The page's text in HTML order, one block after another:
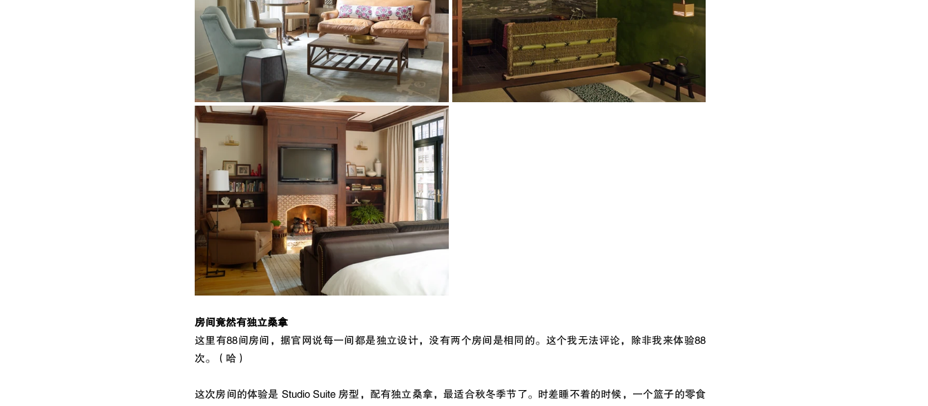
房间竟然有独立桑拿
这里有88间房间，据官网说每一间都是独立设计，没有两个房间是相同的。这个我无法评论，除非我来体验88
次。（哈）
这次房间的体验是 Studio Suite 房型，配有独立桑拿，最适合秋冬季节了。时差睡不着的时候，一个篮子的零食